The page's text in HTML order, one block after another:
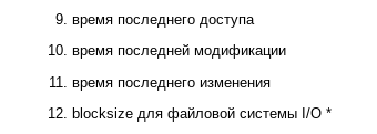
время последнего доступа
время последней модификации
время последнего изменения
blocksize для файловой системы I/O *